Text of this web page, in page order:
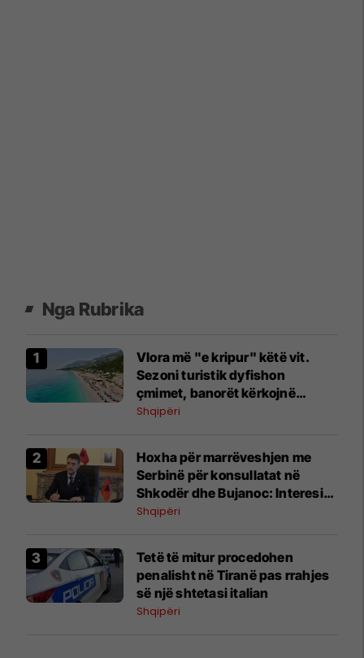
Nga Rubrika
Vlora më "e kripur" këtë vit.
Sezoni turistik dyfishon
çmimet, banorët kërkojnë
ndërhyrje
Shqipëri
Hoxha për marrëveshjen me
Serbinë për konsullatat në
Shkodër dhe Bujanoc: Interesi
kombëtar mbi emocionet
Shqipëri
Tetë të mitur procedohen
penalisht në Tiranë pas rrahjes
së një shtetasi italian
Shqipëri